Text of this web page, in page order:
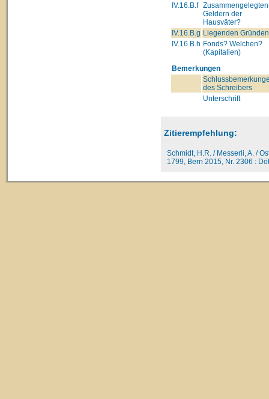
IV.16.B.f Zusammengelegten
Geldern der
Hausväter?
IV.16.B.g Liegenden
IV.16.B.h Fonds? Welchen?
(Kapitalien)
Bemerkungen
des Schreibers
Unterschrift
Zitierempfehlung:
Schmidt, H.R. / Messerli, A. /
1799, Bern 2015, Nr. 2306 :